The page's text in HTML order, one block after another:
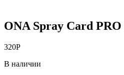
ONA Spray Card
320Р
В наличии